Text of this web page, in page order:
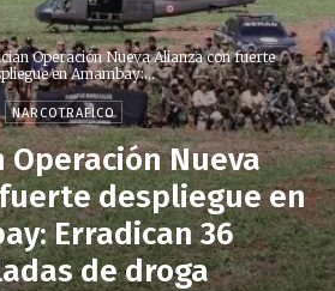
Operación Nueva Alianza con fuerte
en Amambay:...
NARCOTRAFICO
Operación Nueva
despliegue en
Erradican 36
de droga